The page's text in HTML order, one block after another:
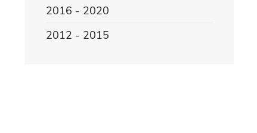
2016 - 2020
2012 - 2015